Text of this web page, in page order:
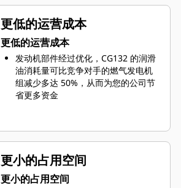
更低的运营成本
更低的运营成本
发动机部件经过优化，CG132 的润滑
油消耗量可比竞争对手的燃气发电机
组减少多达 50%，从而为您的公司节
省更多资金
更小的占用空间
更小的占用空间